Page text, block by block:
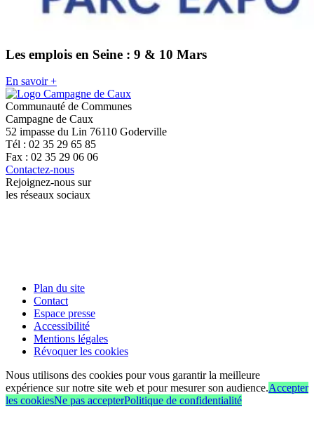
Les emplois en Seine : 9 & 10 Mars
En savoir +
Communauté de Communes
Campagne de Caux
52 impasse du Lin 76110 Goderville
Tél : 02 35 29 65 85
Fax : 02 35 29 06 06
Contactez-nous
Rejoignez-nous sur
les réseaux sociaux
Plan du site
Contact
Espace presse
Accessibilité
Mentions légales
Révoquer les cookies
Nous utilisons des cookies pour vous garantir la meilleure
expérience sur notre site web et pour mesurer son audience.Accepter
les cookiesNe pas accepterPolitique de confidentialité